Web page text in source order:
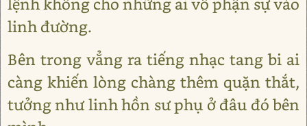
linh đường.
Bên trong vẳng ra tiếng nhạc tang bi ai
càng khiến lòng chàng thêm quặn thắt,
tưởng như linh hồn sư phụ ở đâu đó bên